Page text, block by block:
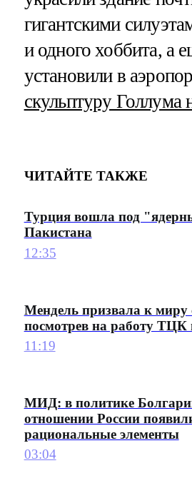
гигантскими
и одного хоббита, а
установили в
скульптуру Голлума
ЧИТАЙТЕ ТАКЖЕ
Турция вошла под
Пакистана
12:35
Мендель призвала к миру
посмотрев на работу ТЦК
11:19
МИД: в политике
отношении России
рациональные элементы
03:04